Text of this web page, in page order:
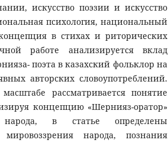
искусство поэзии и искусство
психология, национальный
в стихах и риторических
работе анализируется вклад
поэта в казахский фольклор на
авторских словоупотреблений.
рассматривается понятие
концепцию «Шернияз-оратор»
в статье определены
народа, познания